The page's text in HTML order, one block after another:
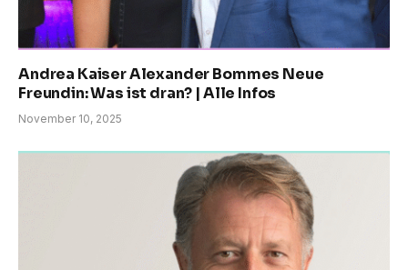
Andrea Kaiser Alexander Bommes Neue
Freundin: Was ist dran? | Alle Infos
November 10, 2025